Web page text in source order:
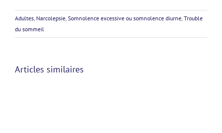
Adultes Narcolepsie Somnolence excessive ou somnolence diurne Trouble
du sommeil
Articles similaires